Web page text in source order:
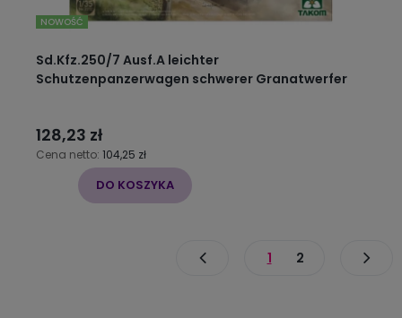
Sd.Kfz.250/7 Ausf.A leichter
Schutzenpanzerwagen schwerer Granatwerfer
128,23 zł
Cena netto: 104,25 zł
DO KOSZYKA
NOWOŚĆ
1 2